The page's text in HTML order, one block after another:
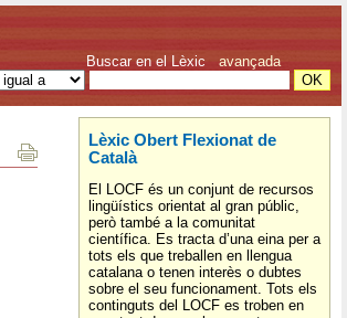
Buscar en el Lèxic avançada
Lèxic Obert Flexionat de
Català
El LOCF és un conjunt de recursos
lingüístics orientat al gran públic,
però també a la comunitat
científica. Es tracta d’una eina per a
tots els que treballen en llengua
catalana o tenen interès o dubtes
sobre el seu funcionament. Tots els
continguts del LOCF es troben en